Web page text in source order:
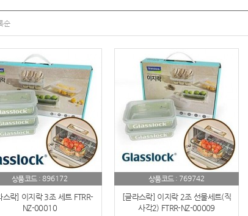
순
상품코드 : 896172
스락] 이지락 3조 세트 FTRR-
NZ-00010
상품코드 : 769742
[글라스락] 이지락 2조 선물세트(직
사각2) FTRR-NZ-00009